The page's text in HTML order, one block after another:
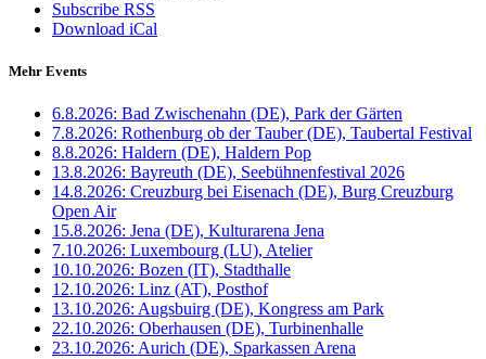
Subscribe RSS
Download iCal
Mehr Events
6.8.2026: Bad Zwischenahn (DE), Park der Gärten
7.8.2026: Rothenburg ob der Tauber (DE), Taubertal Festival
8.8.2026: Haldern (DE), Haldern Pop
13.8.2026: Bayreuth (DE), Seebühnenfestival 2026
14.8.2026: Creuzburg bei Eisenach (DE), Burg Creuzburg
Open Air
15.8.2026: Jena (DE), Kulturarena Jena
7.10.2026: Luxembourg (LU), Atelier
10.10.2026: Bozen (IT), Stadthalle
12.10.2026: Linz (AT), Posthof
13.10.2026: Augsbuirg (DE), Kongress am Park
22.10.2026: Oberhausen (DE), Turbinenhalle
23.10.2026: Aurich (DE), Sparkassen Arena